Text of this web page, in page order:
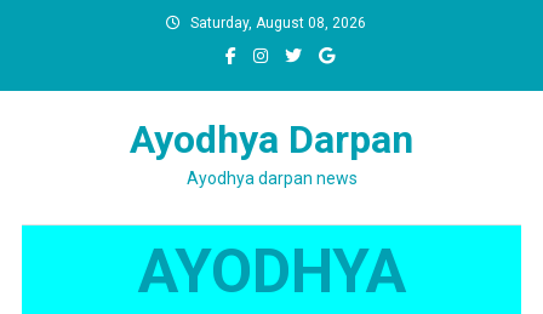
Saturday, August 08, 2026
Ayodhya Darpan
Ayodhya darpan news
AYODHYA